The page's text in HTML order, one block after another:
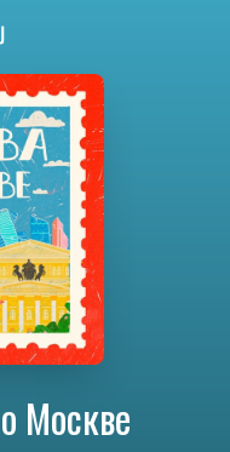
Москве